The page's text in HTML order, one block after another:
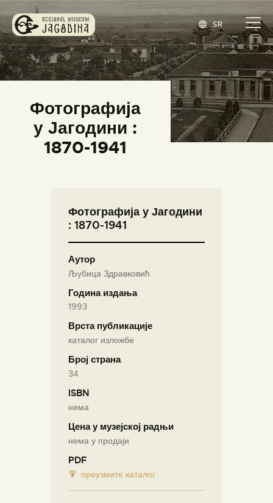
SR
Фотографија
у Јагодини :
1870-1941
ЗАВИЧАЈНИ МУЗЕЈ ЈАГОДИНА
www.jagodina.museum
ЗБИРКЕ
ИЗЛОЖБЕ
ДОГАЂАЈИ
НАШ МУЗЕЈ
ENGLISH (ЕНГЛЕСКИ
Фотографија у Јагодини
: 1870-1941
Аутор
Љубица Здравковић
Година издања
1993
Врста публикације
каталог изложбе
Број страна
34
ISBN
нема
Цена у музејској радњи
нема у продаји
PDF
преузмите каталог